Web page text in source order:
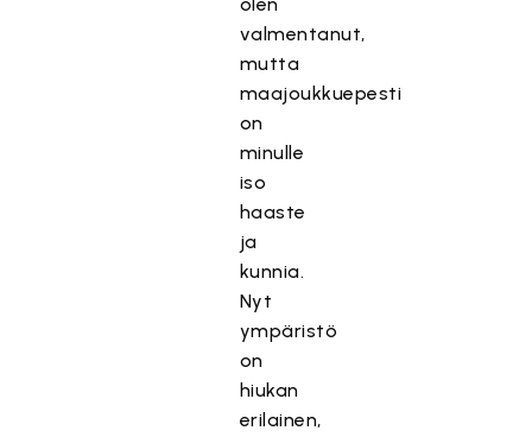
valmentanut,
mutta
maajoukkuepesti
on
minulle
iso
haaste
ja
kunnia.
Nyt
ympäristö
on
hiukan
erilainen,